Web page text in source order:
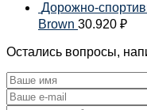
Дорожно-
Brown 30.920 ₽
Остались вопросы,